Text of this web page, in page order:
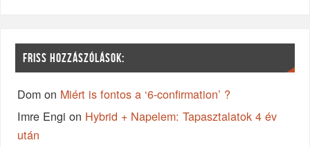
FRISS HOZZÁSZÓLÁSOK:
Dom on Miért is fontos a ‘6-confirmation’ ?
Imre Engi on Hybrid + Napelem: Tapasztalatok 4 év
után